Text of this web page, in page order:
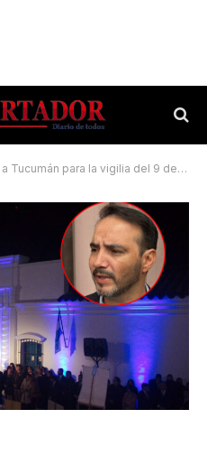
para la vigilia del 9 de Julio junto a Javier Milei